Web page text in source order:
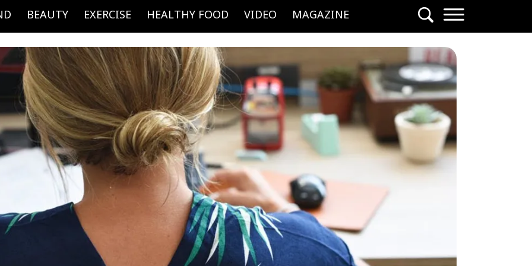
BEAUTY EXERCISE HEALTHY FOOD VIDEO MAGAZINE